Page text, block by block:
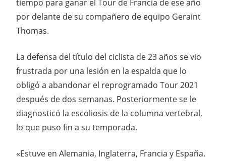
tiempo para ganar el Tour de Francia de ese año
por delante de su compañero de equipo Geraint
Thomas.
La defensa del título del ciclista de 23 años se vio
frustrada por una lesión en la espalda que lo
obligó a abandonar el reprogramado Tour 2021
después de dos semanas. Posteriormente se le
diagnosticó la escoliosis de la columna vertebral,
lo que puso fin a su temporada.
«Estuve en Alemania, Inglaterra, Francia y España.